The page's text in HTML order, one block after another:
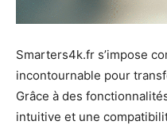
Smarters4k.fr s’impose
incontournable pour
Grâce à des
intuitive et une